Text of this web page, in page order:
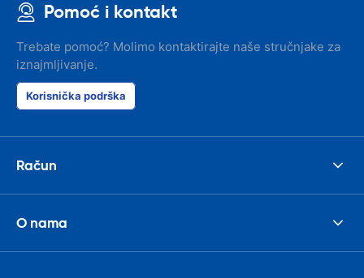
Pomoć i kontakt
Trebate pomoć? Molimo kontaktirajte naše stručnjake za
iznajmljivanje.
Korisnička podrška
Račun
O nama